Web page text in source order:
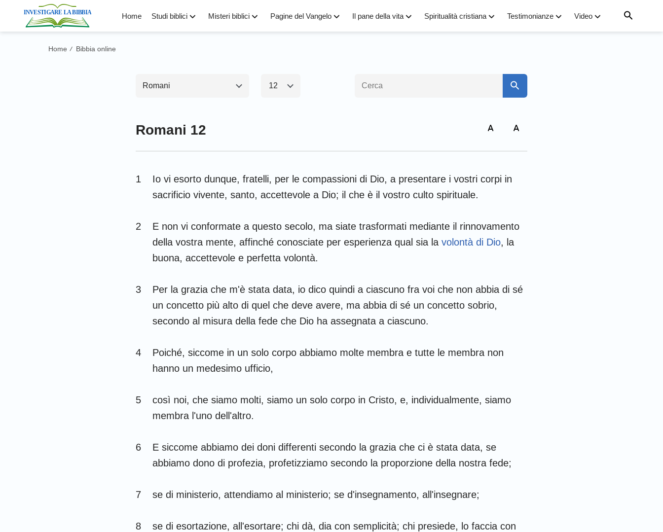
Home Studi biblici Misteri biblici Pagine del Vangelo Il pane della vita Spiritualità cristiana Testimonianze Video
Home / Bibbia online
Romani
Antico Testamento1
Levitico Numeri
Deuteronomio Giosuè
Giudici
1 Samuele 2 Samuele
2 Re
1 Cronache 2 Cronache
Esdra Nehemia
Salmi Proverbi
Ecclesiaste Cantici
Geremia
Lamentazioni Ezechiele
Gioele Amos
Habacuc Sofonia
Luca Giovanni
Apostoli Romani
1 Corinzi 2 Corinzi
Galati Efesini
1 Tessalonicesi 2 Tessalonicesi
1 Timoteo 2 Timoteo
Ebrei Giacomo
1 Giovanni 2 Giovanni
12
Romani 12
1
Io vi esorto dunque, fratelli, per le compassioni di Dio, a presentare i vostri corpi in
sacrificio vivente, santo, accettevole a Dio; il che è il vostro culto spirituale.
2
E non vi conformate a questo secolo, ma siate trasformati mediante il rinnovamento
della vostra mente, affinché conosciate per esperienza qual sia la volontà di Dio, la
buona, accettevole e perfetta volontà.
3
Per la grazia che m'è stata data, io dico quindi a ciascuno fra voi che non abbia di sé
un concetto più alto di quel che deve avere, ma abbia di sé un concetto sobrio,
secondo al misura della fede che Dio ha assegnata a ciascuno.
4
Poiché, siccome in un solo corpo abbiamo molte membra e tutte le membra non
hanno un medesimo ufficio,
5
così noi, che siamo molti, siamo un solo corpo in Cristo, e, individualmente, siamo
membra l'uno dell'altro.
6
E siccome abbiamo dei doni differenti secondo la grazia che ci è stata data, se
abbiamo dono di profezia, profetizziamo secondo la proporzione della nostra fede;
7 se di ministerio, attendiamo al ministerio; se d'insegnamento, all'insegnare;
8
se di esortazione, all'esortare; chi dà, dia con semplicità; chi presiede, lo faccia con